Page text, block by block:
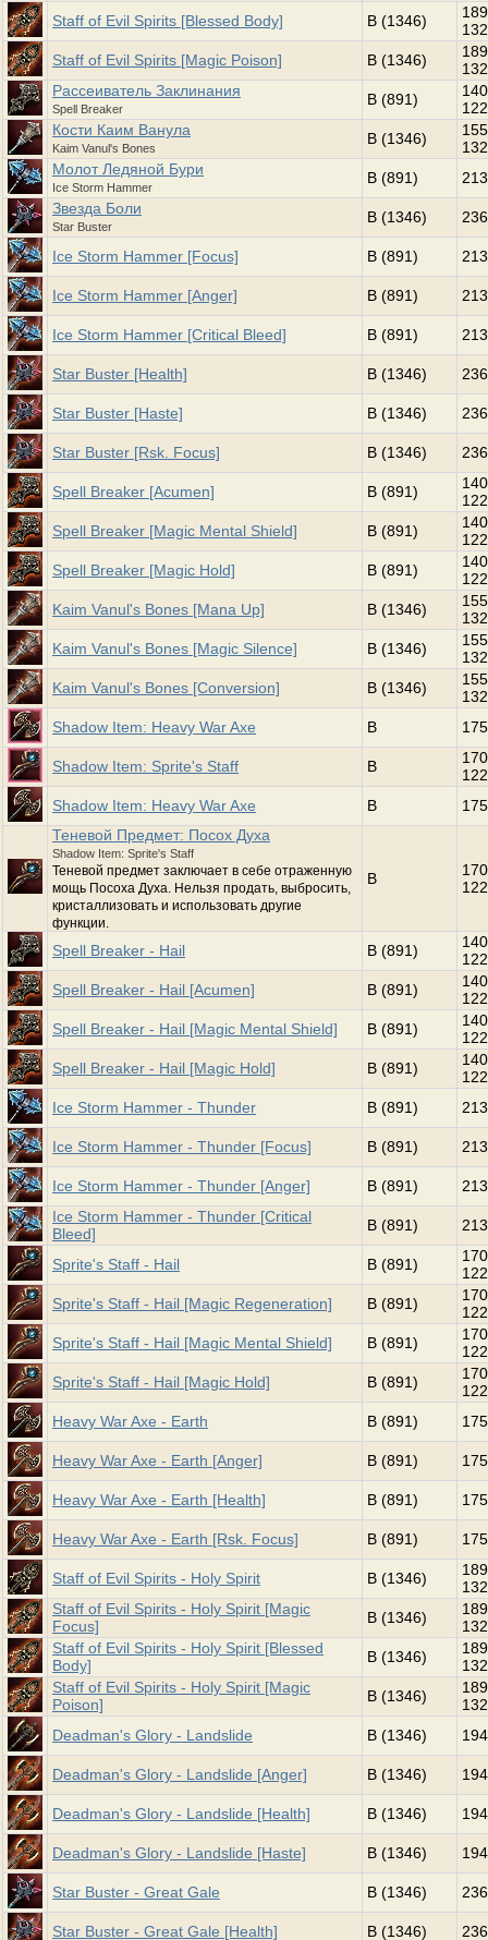
Staff of Evil Spirits [Blessed Body]
B (1346)
132
Staff of Evil Spirits [Magic Poison]
B (1346)
132
Рассеиватель Заклинания
Spell Breaker
B (891)
122
Кости Каим Ванула
Kaim Vanul's Bones
B (1346)
132
Молот Ледяной Бури
Ice Storm Hammer
B (891)
Звезда Боли
Star Buster
B (1346)
Ice Storm Hammer [Focus] B (891)
Ice Storm Hammer [Anger] B (891)
Ice Storm Hammer [Critical Bleed] B (891)
Star Buster [Health] B (1346)
Star Buster [Haste] B (1346)
Star Buster [Rsk. Focus] B (1346)
Spell Breaker [Acumen] B (891)
122
Spell Breaker [Magic Mental Shield]
B (891)
122
Spell Breaker [Magic Hold]
B (891)
122
Kaim Vanul's Bones [Mana Up]
B (1346)
132
Kaim Vanul's Bones [Magic Silence]
B (1346)
132
Kaim Vanul's Bones [Conversion]
B (1346)
132
Shadow Item: Heavy War Axe
B
Shadow Item: Sprite's Staff B
122
Shadow Item: Heavy War Axe
B
Теневой Предмет: Посох Духа
Shadow Item: Sprite's Staff
Теневой предмет заключает в себе отраженную
мощь Посоха Духа. Нельзя продать, выбросить,
кристаллизовать и использовать другие
функции.
B
122
Spell Breaker - Hail B (891)
122
Spell Breaker - Hail [Acumen]
B (891)
122
Spell Breaker - Hail [Magic Mental Shield]
B (891)
122
Spell Breaker - Hail [Magic Hold]
B (891)
122
Ice Storm Hammer - Thunder
B (891)
Ice Storm Hammer - Thunder [Focus] B (891)
Ice Storm Hammer - Thunder [Anger] B (891)
Ice Storm Hammer - Thunder [Critical
Bleed]
B (891)
Sprite's Staff - Hail B (891)
122
Sprite's Staff - Hail [Magic Regeneration]
B (891)
122
Sprite's Staff - Hail [Magic Mental Shield]
B (891)
122
Sprite's Staff - Hail [Magic Hold]
B (891)
122
Heavy War Axe - Earth
B (891)
Heavy War Axe - Earth [Anger] B (891)
Heavy War Axe - Earth [Health] B (891)
Heavy War Axe - Earth [Rsk. Focus] B (891)
Staff of Evil Spirits - Holy Spirit B (1346)
132
Staff of Evil Spirits - Holy Spirit [Magic
Focus]
B (1346)
132
Staff of Evil Spirits - Holy Spirit [Blessed
Body]
B (1346)
132
Staff of Evil Spirits - Holy Spirit [Magic
Poison]
B (1346)
132
Deadman's Glory - Landslide
B (1346)
Deadman's Glory - Landslide [Anger] B (1346)
Deadman's Glory - Landslide [Health] B (1346)
Deadman's Glory - Landslide [Haste] B (1346)
Star Buster - Great Gale B (1346)
Star Buster - Great Gale [Health] B (1346)